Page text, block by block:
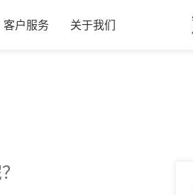
客户服务 关于我们